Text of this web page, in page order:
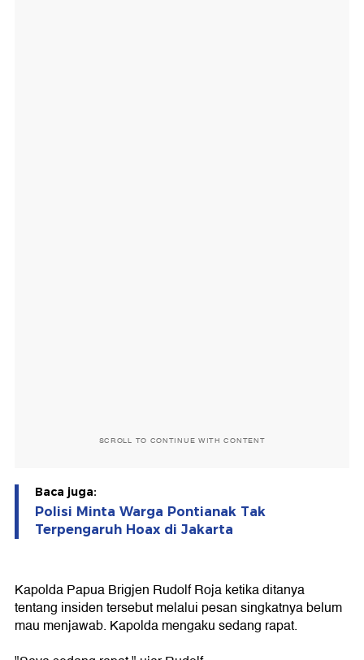
SCROLL TO CONTINUE WITH CONTENT
Baca juga:
Polisi Minta Warga Pontianak Tak
Terpengaruh Hoax di Jakarta
Kapolda Papua Brigjen Rudolf Roja ketika ditanya
tentang insiden tersebut melalui pesan singkatnya belum
mau menjawab. Kapolda mengaku sedang rapat.